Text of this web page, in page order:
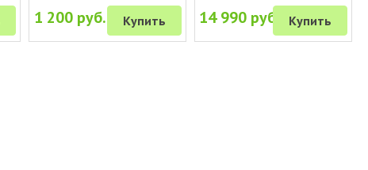
1 200 руб. Купить 14 990 руб. Купить